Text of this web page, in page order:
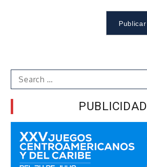
Search
for:
PUBLICIDAD